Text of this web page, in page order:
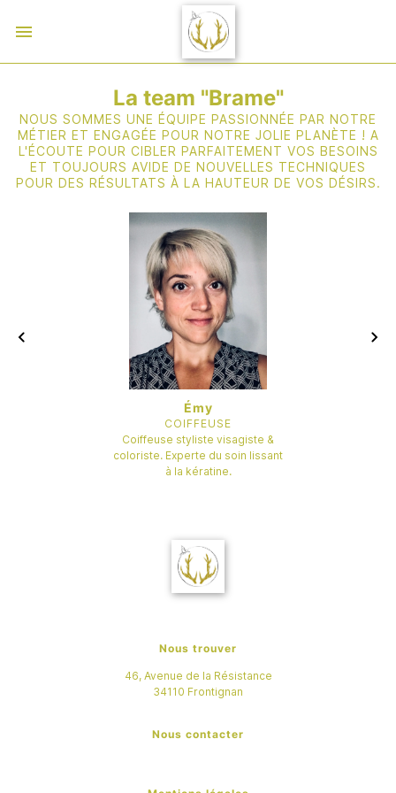
La team "Brame"
NOUS SOMMES UNE ÉQUIPE PASSIONNÉE PAR NOTRE
MÉTIER ET ENGAGÉE POUR NOTRE JOLIE PLANÈTE ! A
L'ÉCOUTE POUR CIBLER PARFAITEMENT VOS BESOINS
ET TOUJOURS AVIDE DE NOUVELLES TECHNIQUES
POUR DES RÉSULTATS À LA HAUTEUR DE VOS DÉSIRS.
Émy
COIFFEUSE
Coiffeuse styliste visagiste &
coloriste. Experte du soin lissant
à la kératine.
Nous trouver
46, Avenue de la Résistance
34110 Frontignan
Nous contacter